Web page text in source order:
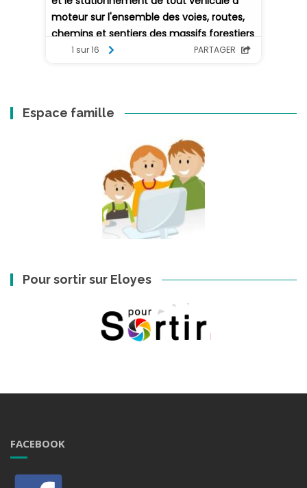
Espace famille
Pour sortir sur Eloyes
FACEBOOK